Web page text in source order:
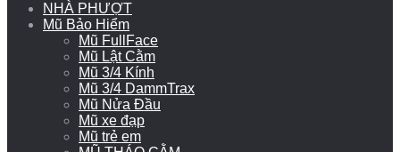
NHÀ PHƯỢT
Mũ Bảo Hiểm
Mũ FullFace
Mũ Lật Cằm
Mũ 3/4 Kính
Mũ 3/4 DammTrax
Mũ Nửa Đầu
Mũ xe đạp
Mũ trẻ em